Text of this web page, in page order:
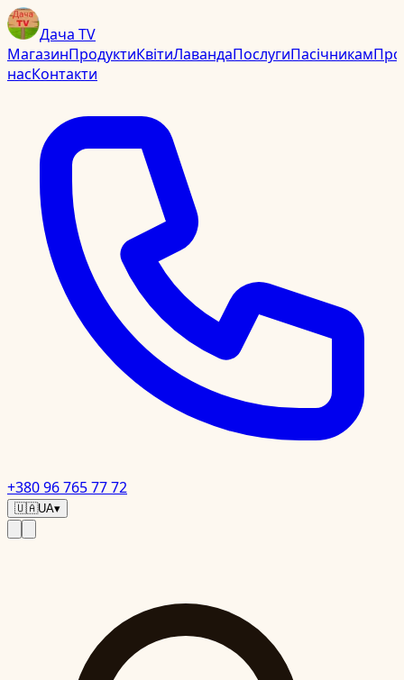
Дача TV
МагазинПродуктиКвітиЛавандаПослугиПасічникамПро
насКонтакти
+380 96 765 77 72
🇺🇦UA▾